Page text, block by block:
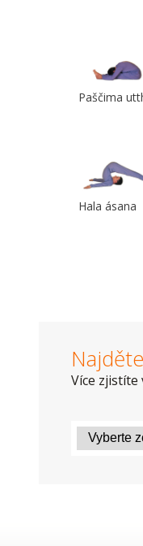
Paščima
Hala ásana
Více zjistíte